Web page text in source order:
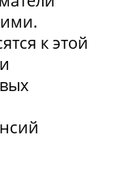
к этой